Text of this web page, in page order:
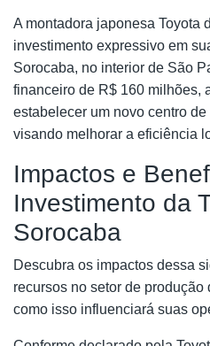
A montadora japonesa Toyota
investimento expressivo em
Sorocaba, no interior de São
financeiro de R$ 160 milhões,
estabelecer um novo centro
visando melhorar a eficiência
Impactos e
Investimento da
Sorocaba
Descubra os impactos dessa
recursos no setor de produção
como isso influenciará suas